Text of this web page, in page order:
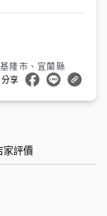
隆市、宜蘭縣
分享
家評價